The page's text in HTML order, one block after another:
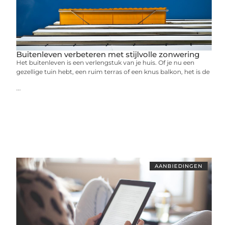
Buitenleven verbeteren met stijlvolle zonwering
Het buitenleven is een verlengstuk van je huis. Of je nu een
gezellige tuin hebt, een ruim terras of een knus balkon, het is de
AANBIEDINGEN